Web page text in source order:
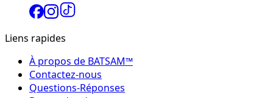
Liens rapides
À propos de BATSAM™
Contactez-nous
Questions-Réponses